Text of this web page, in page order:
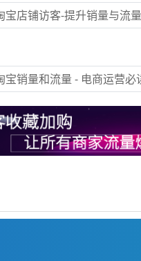
宝店铺访客-提升销量与流
宝销量和流量 - 电商运营必